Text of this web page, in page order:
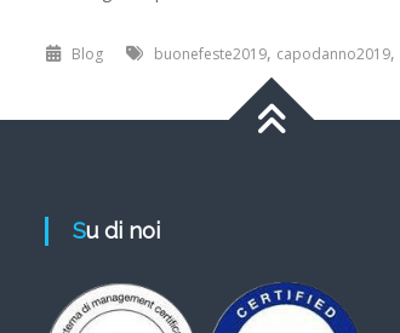
Blog buonefeste2019, capodanno2019,
Su di noi